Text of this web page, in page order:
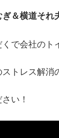
ぎ＆横道それ
で会社のト
トレス解消
い！